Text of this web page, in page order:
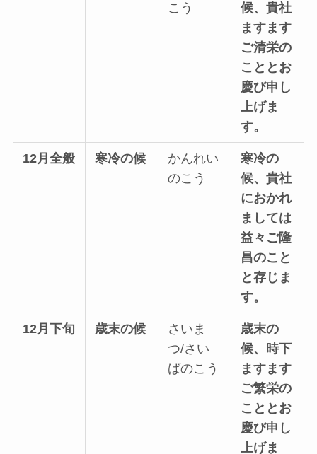
こう
候、貴社
ますます
ご清栄の
こととお
慶び申し
上げま
す。
12月全般 寒冷の候
かんれい
のこう
寒冷の
候、貴社
におかれ
ましては
益々ご隆
昌のこと
と存じま
す。
12月下旬 歳末の候
さいま
つ/さい
ばのこう
歳末の
候、時下
ますます
ご繁栄の
こととお
慶び申し
上げま